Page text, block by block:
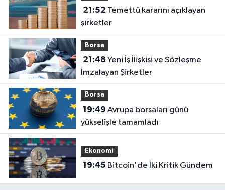
21:52
şirketler
Borsa
21:48
İmzalayan Şirketler
Borsa
19:49
yükselişle tamamladı
Ekonomi
19:45 Bitcoin'de İki Kritik Gündem